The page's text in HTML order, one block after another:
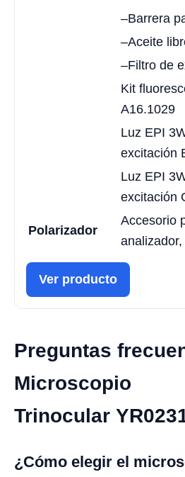
–Barrera
–Aceite
–Filtro de
Kit
A16.1029
Luz EPI
excitación
Luz EPI
excitación
Polarizador
Accesorio
Ver producto
Preguntas
Microscopio
Trinocular
¿Cómo elegir el